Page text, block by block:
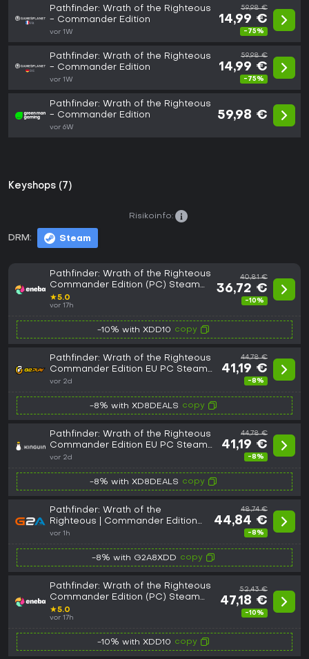
Pathfinder: Wrath of the Righteous
- Commander Edition
vor 1W
59,98 €
14,99 €
-75%
Pathfinder: Wrath of the Righteous
- Commander Edition
vor 1W
59,98 €
14,99 €
-75%
Pathfinder: Wrath of the Righteous
- Commander Edition
vor 6W
59,98 €
Keyshops (7)
DRM: Steam
Risikoinfo:
Pathfinder: Wrath of the Righteous
Commander Edition (PC) Steam
Key EUROPE
★5.0
vor 17h
40,81 €
36,72 €
-10%
-10% with XDD10 copy
Pathfinder: Wrath of the Righteous
Commander Edition EU PC Steam
CD Key
vor 2d
44,78 €
41,19 €
-8%
-8% with XD8DEALS copy
Pathfinder: Wrath of the Righteous
Commander Edition EU PC Steam
CD Key
vor 2d
44,78 €
41,19 €
-8%
-8% with XD8DEALS copy
Pathfinder: Wrath of the
Righteous | Commander Edition
(PC) - Steam Key - EUROPE
vor 1h
48,74 €
44,84 €
-8%
-8% with G2A8XDD copy
Pathfinder: Wrath of the Righteous
Commander Edition (PC) Steam
Key GLOBAL
★5.0
vor 17h
52,43 €
47,18 €
-10%
-10% with XDD10 copy